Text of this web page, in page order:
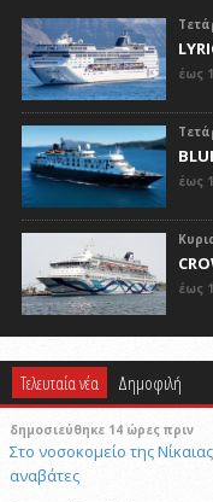
έως
έως
έως
Τελευταία νέα Δημοφιλή
δημοσιεύθηκε 14 ώρες πριν
Στο νοσοκομείο της
αναβάτες